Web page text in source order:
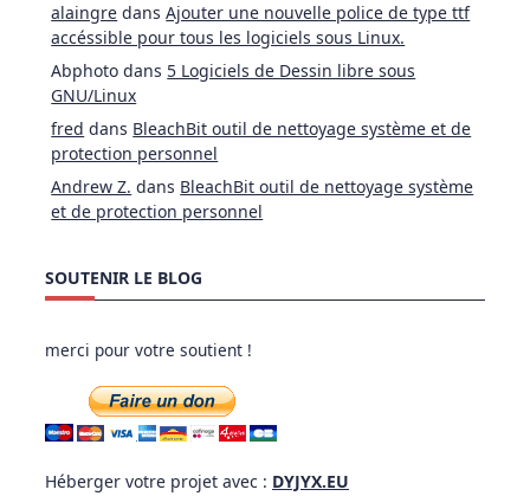
alaingre dansAjouter une nouvelle police de type ttf
accéssible pour tous les logiciels sous Linux.
Abphoto dans 5 Logiciels de Dessin libre sous
GNU/Linux
fred dans BleachBit outil de nettoyage système et de
protection personnel
Andrew Z. dans BleachBit outil de nettoyage système
et de protection personnel
SOUTENIR LE BLOG
merci pour votre soutient !
Héberger votre projet avec : DYJYX.EU